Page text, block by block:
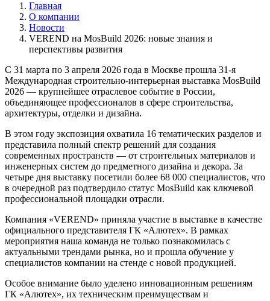
Главная
О компании
Новости
VEREND на MosBuild 2026: новые знания и
перспективы развития
С 31 марта по 3 апреля 2026 года в Москве прошла 31-я
Международная строительно-интерьерная выставка MosBuild
2026 — крупнейшее отраслевое событие в России,
объединяющее профессионалов в сфере строительства,
архитектуры, отделки и дизайна.
В этом году экспозиция охватила 16 тематических разделов и
представила полный спектр решений для создания
современных пространств — от строительных материалов и
инженерных систем до предметного дизайна и декора. За
четыре дня выставку посетили более 68 000 специалистов, что
в очередной раз подтвердило статус MosBuild как ключевой
профессиональной площадки отрасли.
Компания «VEREND» приняла участие в выставке в качестве
официального представителя ГК «Алютех». В рамках
мероприятия наша команда не только познакомилась с
актуальными трендами рынка, но и прошла обучение у
специалистов компании на стенде с новой продукцией.
Особое внимание было уделено инновационным решениям
ГК «Алютех», их техническим преимуществам и